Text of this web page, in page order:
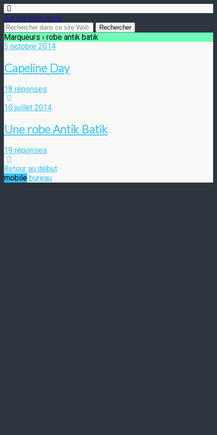
Aurélia blog mode
Marqueurs › robe antik batik
5 octobre 2014
Capeline Day
18 réponses
10 juillet 2014
Une robe Antik Batik
19 réponses
Retour au début
mobile bureau